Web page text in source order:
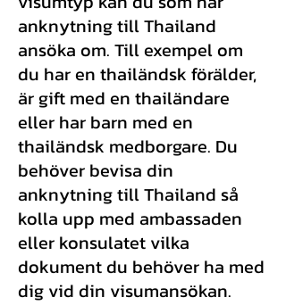
anknytning till Thailand
ansöka om. Till exempel om
du har en thailändsk förälder,
är gift med en thailändare
eller har barn med en
thailändsk medborgare. Du
behöver bevisa din
anknytning till Thailand så
kolla upp med ambassaden
eller konsulatet vilka
dokument du behöver ha med
dig vid din visumansökan.